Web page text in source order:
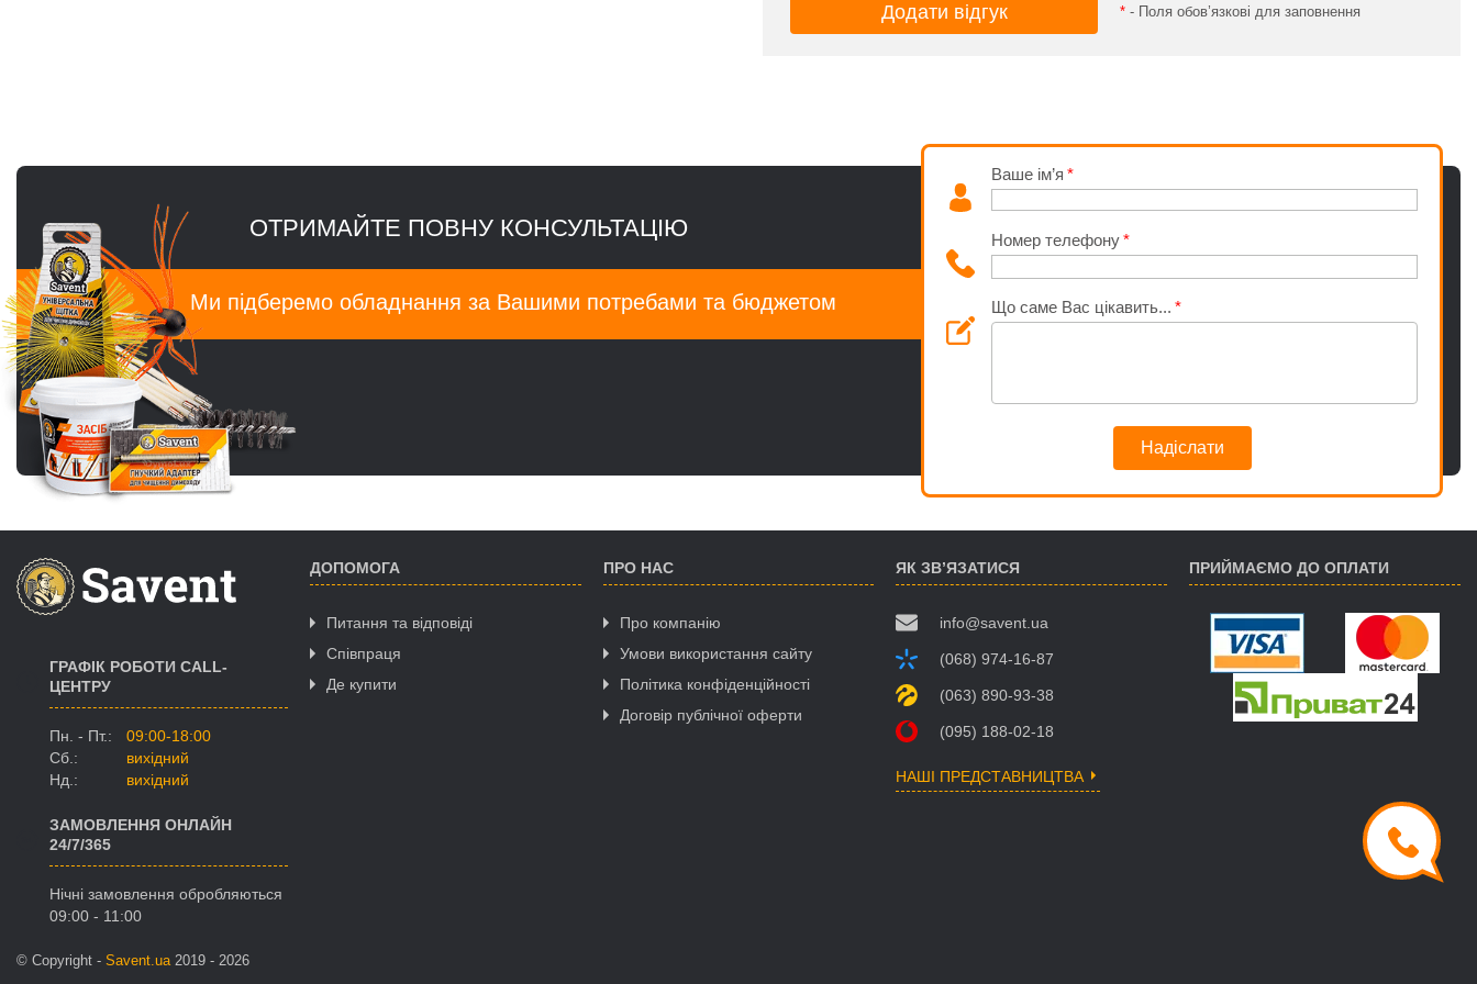
* - Поля обов’язкові для заповнення
ОТРИМАЙТЕ ПОВНУ КОНСУЛЬТАЦІЮ
Ми підберемо обладнання за Вашими потребами та бюджетом
Ваше ім’я
Номер телефону
Що саме Вас цікавить...
Надіслати
ДОПОМОГА
Питання та відповіді
Співпраця
Де купити
ПРО НАС
Про компанію
Умови використання сайту
Політика конфіденційності
Договір публічної оферти
ЯК ЗВ’ЯЗАТИСЯ
info@savent.ua
(068) 974-16-87
(063) 890-93-38
(095) 188-02-18
НАШІ ПРЕДСТАВНИЦТВА
ПРИЙМАЄМО ДО ОПЛАТИ
ГРАФІК РОБОТИ CALL-
ЦЕНТРУ
Пн. - Пт.:
09:00-18:00
Сб.:
вихідний
Нд.:
вихідний
ЗАМОВЛЕННЯ ОНЛАЙН
24/7/365
Нічні замовлення обробляються
09:00 - 11:00
© Copyright - Savent.ua2019 - 2026